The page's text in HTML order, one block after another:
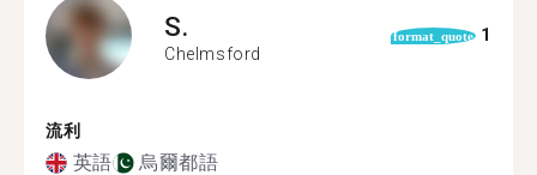
S.
Chelmsford
format_quote 1
流利
英語 烏爾都語